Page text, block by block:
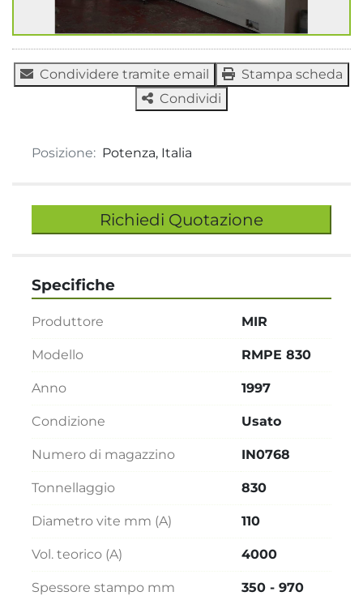
Condividere tramite email
Stampa scheda
Condividi
Posizione: Potenza, Italia
Richiedi Quotazione
Specifiche
Produttore MIR
Modello RMPE 830
Anno 1997
Condizione Usato
Numero di magazzino IN0768
Tonnellaggio 830
Diametro vite mm (A) 110
Vol. teorico (A) 4000
Spessore stampo mm 350 - 970